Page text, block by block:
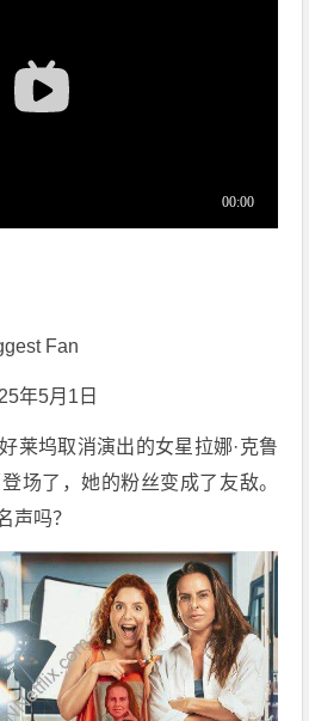
Fan
年5月1日
莱坞取消演出的女星拉娜·克鲁
场了，她的粉丝变成了友敌。
声吗？